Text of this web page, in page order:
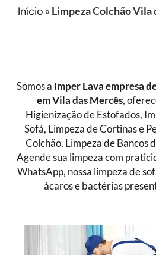
Início » Limpeza Colchão Vila
Somos a Imper Lava empresa
em Vila das Mercês,
Higienização de Estofados,
Sofá, Limpeza de Cortinas e
Colchão, Limpeza de Bancos
Agende sua limpeza com
WhatsApp, nossa limpeza de
ácaros e bactérias